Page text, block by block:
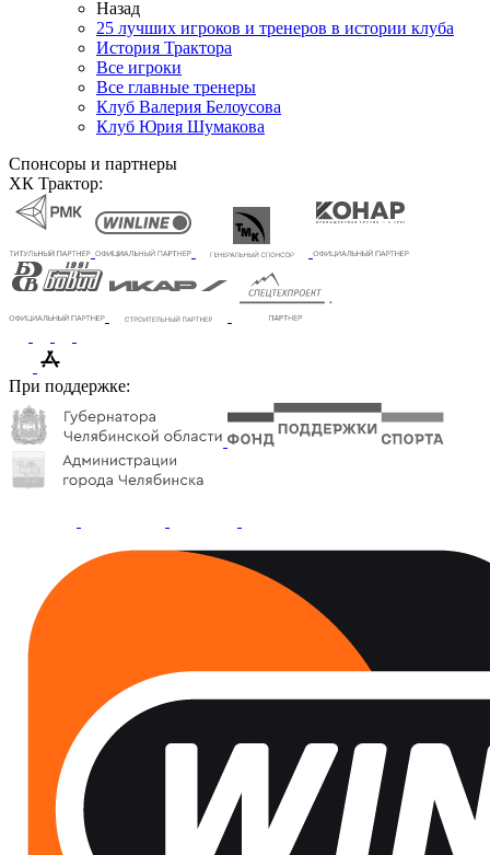
Назад
25 лучших игроков и тренеров в истории клуба
История Трактора
Все игроки
Все главные тренеры
Клуб Валерия Белоусова
Клуб Юрия Шумакова
Спонсоры и партнеры
ХК Трактор:
При поддержке: